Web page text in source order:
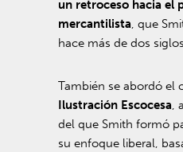
un retroceso hacia el
mercantilista, que
hace más de dos
También se abordó el
Ilustración Escocesa,
del que Smith formó
su enfoque liberal,